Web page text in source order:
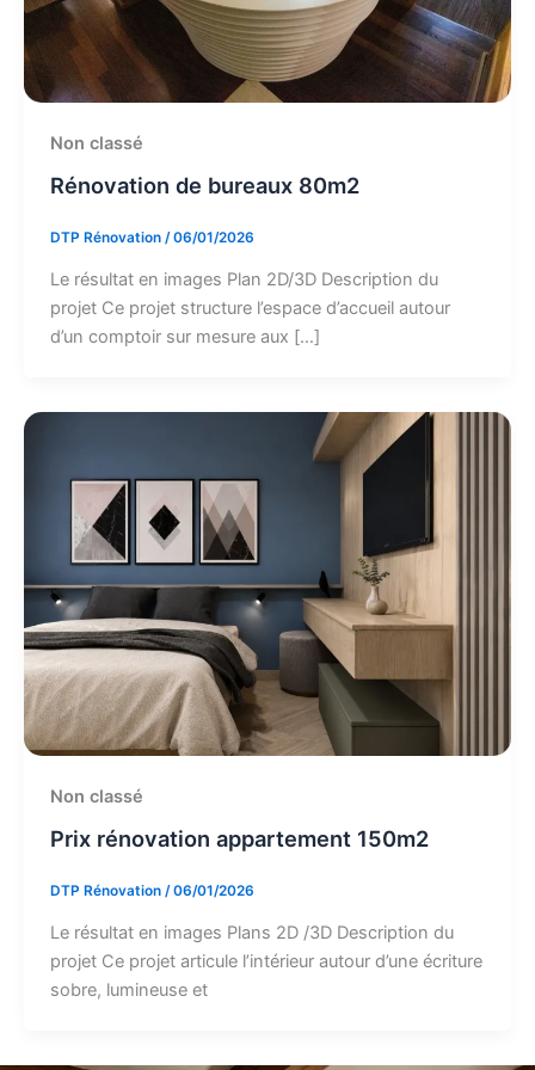
Non classé
Rénovation de bureaux 80m2
DTP Rénovation /06/01/2026
Le résultat en images Plan 2D/3D Description du
projet Ce projet structure l’espace d’accueil autour
d’un comptoir sur mesure aux […]
Non classé
Prix rénovation appartement 150m2
DTP Rénovation /06/01/2026
Le résultat en images Plans 2D /3D Description du
projet Ce projet articule l’intérieur autour d’une écriture
sobre, lumineuse et